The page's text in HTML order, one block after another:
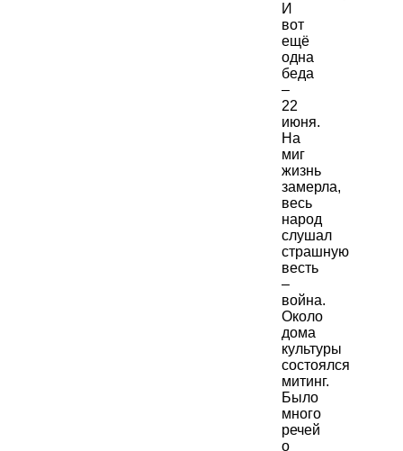
И
вот
ещё
одна
беда
–
22
июня.
На
миг
жизнь
замерла,
весь
народ
слушал
страшную
весть
–
война.
Около
дома
культуры
состоялся
митинг.
Было
много
речей
о